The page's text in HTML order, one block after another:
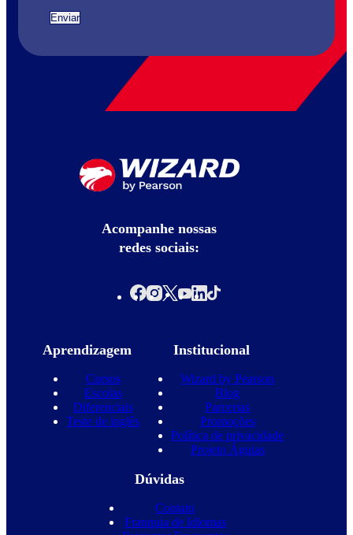
Acompanhe nossas
redes sociais:
Aprendizagem
Cursos
Escolas
Diferenciais
Teste de inglês
Institucional
Wizard by Pearson
Blog
Parcerias
Promoções
Política de privacidade
Projeto Águias
Dúvidas
Contato
Franquia de Idiomas